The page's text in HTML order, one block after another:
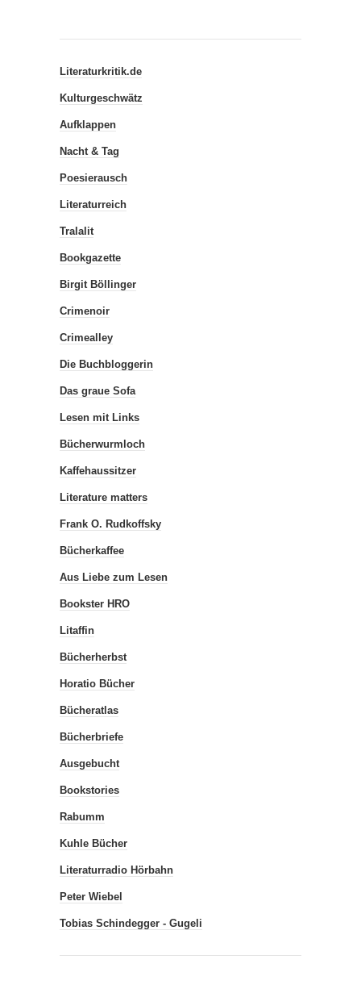
Literaturkritik.de
Kulturgeschwätz
Aufklappen
Nacht & Tag
Poesierausch
Literaturreich
Tralalit
Bookgazette
Birgit Böllinger
Crimenoir
Crimealley
Die Buchbloggerin
Das graue Sofa
Lesen mit Links
Bücherwurmloch
Kaffehaussitzer
Literature matters
Frank O. Rudkoffsky
Bücherkaffee
Aus Liebe zum Lesen
Bookster HRO
Litaffin
Bücherherbst
Horatio Bücher
Bücheratlas
Bücherbriefe
Ausgebucht
Bookstories
Rabumm
Kuhle Bücher
Literaturradio Hörbahn
Peter Wiebel
Tobias Schindegger - Gugeli